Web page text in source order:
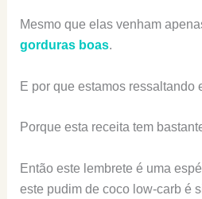
Mesmo que elas venham
gorduras boas.
E por que estamos ressaltando
Porque esta receita tem
Então este lembrete é uma
este pudim de coco low-carb é